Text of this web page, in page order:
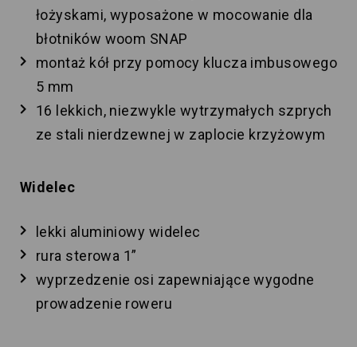
łożyskami, wyposażone w mocowanie dla
błotników woom SNAP
montaż kół przy pomocy klucza imbusowego
5 mm
16 lekkich, niezwykle wytrzymałych szprych
ze stali nierdzewnej w zaplocie krzyżowym
Widelec
lekki aluminiowy widelec
rura sterowa 1”
wyprzedzenie osi zapewniające wygodne
prowadzenie roweru